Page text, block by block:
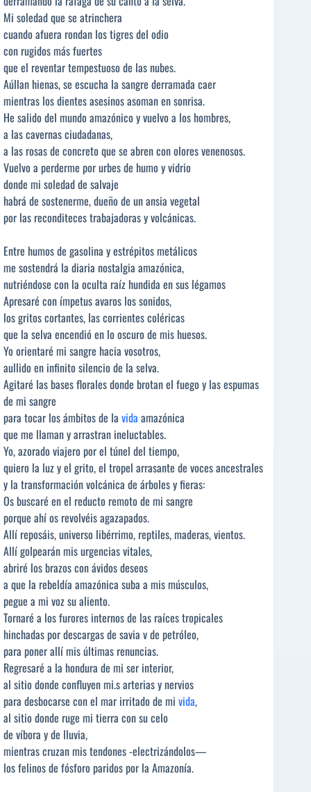
Mi soledad que se atrinchera
cuando afuera rondan los tigres del odio
con rugidos más fuertes
que el reventar tempestuoso de las nubes.
Aúllan hienas, se escucha la sangre derramada caer
mientras los dientes asesinos asoman en sonrisa.
He salido del mundo amazónico y vuelvo a los hombres,
a las cavernas ciudadanas,
a las rosas de concreto que se abren con olores venenosos.
Vuelvo a perderme por urbes de humo y vidrio
donde mi soledad de salvaje
habrá de sostenerme, dueño de un ansia vegetal
por las reconditeces trabajadoras y volcánicas.
Entre humos de gasolina y estrépitos metálicos
me sostendrá la diaria nostalgia amazónica,
nutriéndose con la oculta raíz hundida en sus légamos
Apresaré con ímpetus avaros los sonidos,
los gritos cortantes, las corrientes coléricas
que la selva encendió en lo oscuro de mis huesos.
Yo orientaré mi sangre hacia vosotros,
aullido en infinito silencio de la selva.
Agitaré las bases florales donde brotan el fuego y las espumas
de mi sangre
para tocar los ámbitos de la vida amazónica
que me llaman y arrastran ineluctables.
Yo, azorado viajero por el túnel del tiempo,
quiero la luz y el grito, el tropel arrasante de voces ancestrales
y la transformación volcánica de árboles y fieras:
Os buscaré en el reducto remoto de mi sangre
porque ahí os revolvéis agazapados.
Allí reposáis, universo libérrimo, reptiles, maderas, vientos.
Allí golpearán mis urgencias vitales,
abriré los brazos con ávidos deseos
a que la rebeldía amazónica suba a mis músculos,
pegue a mi voz su aliento.
Tornaré a los furores internos de las raíces tropicales
hinchadas por descargas de savia v de petróleo,
para poner allí mis últimas renuncias.
Regresaré a la hondura de mi ser interior,
al sitio donde confluyen mi.s arterias y nervios
para desbocarse con el mar irritado de mi vida,
al sitio donde ruge mi tierra con su celo
de víbora y de lluvia,
mientras cruzan mis tendones -electrizándolos—
los felinos de fósforo paridos por la Amazonía.